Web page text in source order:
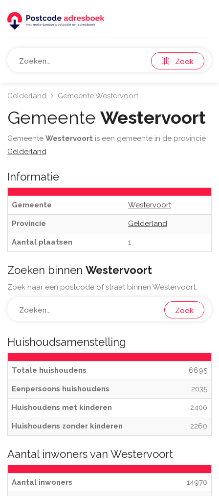
Zoek
Gelderland Gemeente Westervoort
Gemeente Westervoort
Gemeente Westervoort is een gemeente in de provincie
Gelderland
Informatie
Gemeente Westervoort
Provincie Gelderland
Aantal plaatsen 1
Zoeken binnen Westervoort
Zoek naar een postcode of straat binnen Westervoort:
Zoek
Huishoudsamenstelling
Totale huishoudens 6695
Eenpersoons huishoudens 2035
Huishoudens met kinderen 2400
Huishoudens zonder kinderen 2260
Aantal inwoners van Westervoort
Aantal inwoners 14970